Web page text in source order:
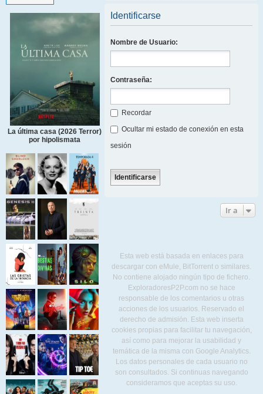
La última casa (2026 Terror)
por hipolismata
Identificarse
Nombre de Usuario:
Contraseña:
Recordar
Ocultar mi estado de conexión en esta
sesión
Ir a
Esta web está basada en enlaces para
descargar con eMule, BitTorrent o similares.
No contiene alojado ningún tipo de fichero.
ExploradoresP2P.com no se hace
responsable de los comentarios u otras
acciones de los usuarios. Reservado el
derecho de admisión. Esta web inserta
cookies propias para facilitar tu navegación,
así como para mejorar la usabilidad y
temática de la misma con Google Analytics.
Los datos personales de cada usuario no
son consultados. Si continuas navegando
consideramos que aceptas su uso.